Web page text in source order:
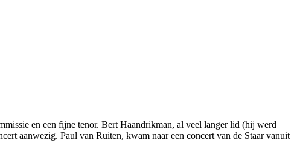
en een fijne tenor. Bert Haandrikman, al veel langer lid (hij werd
aanwezig. Paul van Ruiten, kwam naar een concert van de Staar vanuit